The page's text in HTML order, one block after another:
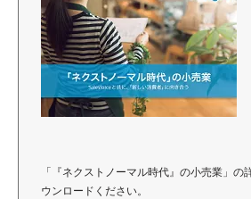
「『ネクストノーマル時代』の小売業」の
ウンロードください。